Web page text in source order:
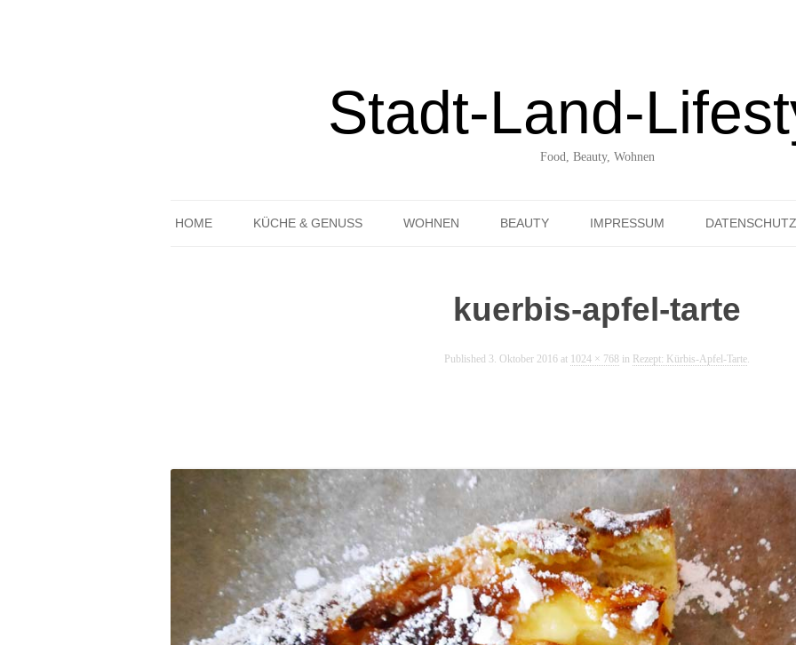
Stadt-Land-
Food, Beauty, Wohnen
HOME KÜCHE & GENUSS WOHNEN BEAUTY IMPRESSUM
kuerbis-apfel-tarte
Published 3. Oktober 2016 at 1024 × 768 in Rezept: Kürbis-Apfel-Tarte.